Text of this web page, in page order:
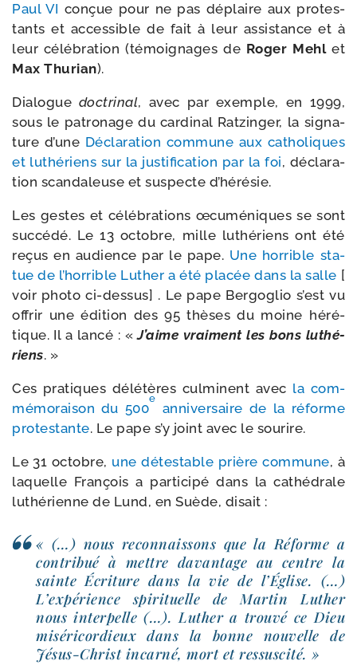
Paul VI conçue pour ne pas déplaire aux pro­tes­
tants et acces­sible de fait à leur assis­tance et à
leur célé­bra­tion (témoi­gnages de Roger Mehlet
Max Thurian).
Dialogue doc­tri­nal, avec par exemple, en 1999,
sous le patro­nage du car­di­nal Ratzinger, la signa­
ture d’une Déclaration com­mune aux catho­liques
et luthé­riens sur la jus­ti­fi­ca­tion par la foi, décla­ra­
tion scan­da­leuse et sus­pecte d’hérésie.
Les gestes et célé­bra­tions œcu­mé­niques se sont
suc­cé­dé. Le 13 octobre, mille luthé­riens ont été
reçus en audience par le pape. Une hor­rible sta­
tue de l’horrible Luther a été pla­cée dans la salle [
voir pho­to ci-​dessus] . Le pape Bergoglio s’est vu
offrir une édi­tion des 95 thèses du moine héré­
tique. Il a lan­cé : «J’aime vrai­ment les bons luthé­
riens. »
Ces pra­tiques délé­tères culminent avec la com­
mé­mo­rai­son du 500
e
anni­ver­saire de la réforme
pro­tes­tante. Le pape s’y joint avec le sourire.
Le 31 octobre, une détes­table prière com­mune, à
laquelle François a par­ti­ci­pé dans la cathé­drale
luthé­rienne de Lund, en Suède, disait :
« (…) nous recon­nais­sons que la Réforme a
contri­bué à mettre davan­tage au centre la
sainte Écriture dans la vie de l’Église. (…)
L’expérience spi­ri­tuelle de Martin Luther
nous inter­pelle (…). Luther a trou­vé ce Dieu
misé­ri­cor­dieux dans la bonne nou­velle de
Jésus-​Christ incar­né, mort et ressuscité. »